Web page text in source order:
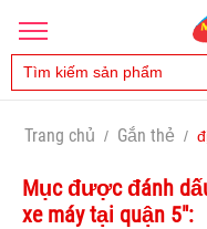
Trang chủ / Gắn thẻ /
Mục được đánh
xe máy tại quận 5":